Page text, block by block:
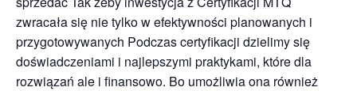
zwracała się nie tylko w efektywności planowanych i
przygotowywanych Podczas certyfikacji dzielimy się
doświadczeniami i najlepszymi praktykami, które dla
rozwiązań ale i finansowo. Bo umożliwia ona również